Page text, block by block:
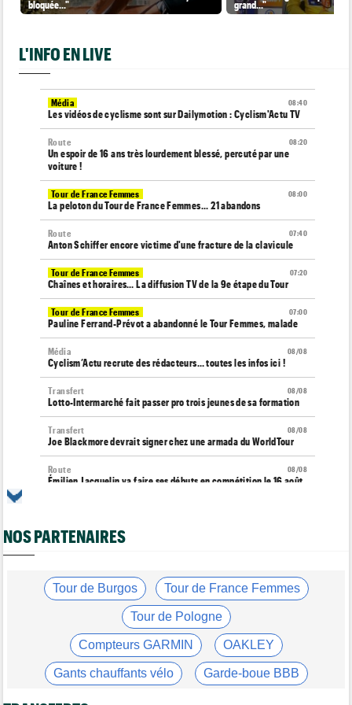
bloquée..."
grand..."
L'INFO EN LIVE
08:40
Média
Les vidéos de cyclisme sont sur Dailymotion : Cyclism'Actu TV
08:20
Route
Un espoir de 16 ans très lourdement blessé, percuté par une
voiture !
08:00
Tour de France Femmes
La peloton du Tour de France Femmes... 21 abandons
07:40
Route
Anton Schiffer encore victime d'une fracture de la clavicule
07:20
Tour de France Femmes
Chaînes et horaires… La diffusion TV de la 9e étape du Tour
07:00
Tour de France Femmes
Pauline Ferrand-Prévot a abandonné le Tour Femmes, malade
08/08
Média
Cyclism’Actu recrute des rédacteurs… toutes les infos ici !
08/08
Transfert
Lotto-Intermarché fait passer pro trois jeunes de sa formation
08/08
Transfert
Joe Blackmore devrait signer chez une armada du WorldTour
08/08
Route
Émilien Jacquelin va faire ses débuts en compétition le 16 août
La sélection française pour les Championnats du monde
Ventoux
Tour de France Femmes
Kasia Niewiadoma, "furieuse" : "Célia Gery m'a bloquée..."
Tour de France Femmes
Loes Adegeest : "On essaiera encore demain..."
Lilan Calmejane: "Pourquoi PFP nous raconte des salades ?"
NOS PARTENAIRES
Tour de Burgos Tour de France Femmes
Tour de Pologne
Compteurs GARMIN OAKLEY
Gants chauffants vélo Garde-boue BBB
Casque ABUS